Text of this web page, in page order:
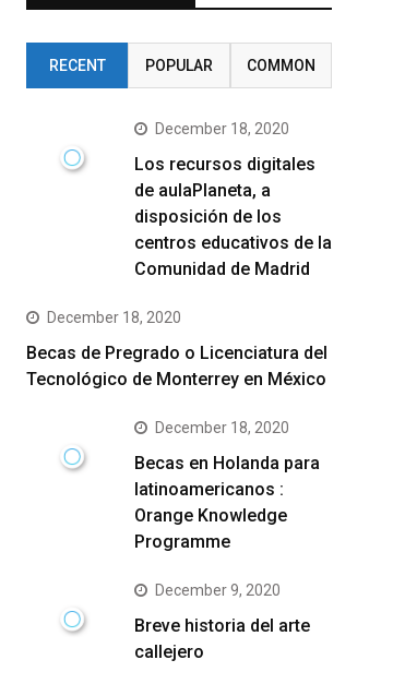
RECENT POPULAR COMMON
December 18, 2020
Los recursos digitales
de aulaPlaneta, a
disposición de los
centros educativos de la
Comunidad de Madrid
December 18, 2020
Becas de Pregrado o Licenciatura del
Tecnológico de Monterrey en México
December 18, 2020
Becas en Holanda para
latinoamericanos :
Orange Knowledge
Programme
December 9, 2020
Breve historia del arte
callejero